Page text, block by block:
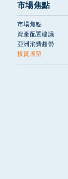
市場焦點
市場焦點
資產配置建議
亞洲消費趨勢
投資展望